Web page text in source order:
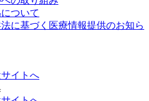
ついて
に基づく医療情報提供のお知ら
イトへ